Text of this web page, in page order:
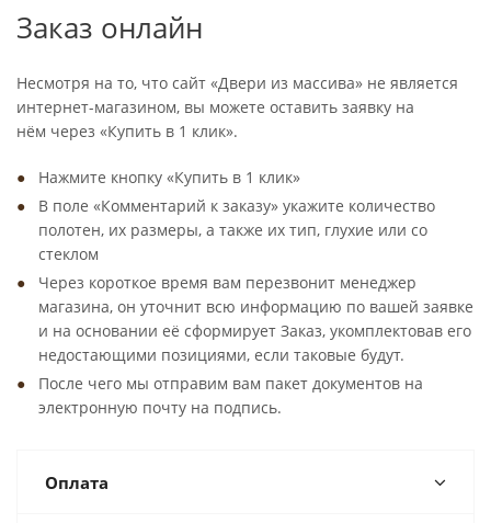
Заказ онлайн
Несмотря на то, что сайт «Двери из массива» не является
интернет-магазином, вы можете оставить заявку на
нём через «Купить в 1 клик».
Нажмите кнопку «Купить в 1 клик»
В поле «Комментарий к заказу» укажите количество
полотен, их размеры, а также их тип, глухие или со
стеклом
Через короткое время вам перезвонит менеджер
магазина, он уточнит всю информацию по вашей заявке
и на основании её сформирует Заказ, укомплектовав его
недостающими позициями, если таковые будут.
После чего мы отправим вам пакет документов на
электронную почту на подпись.
Оплата